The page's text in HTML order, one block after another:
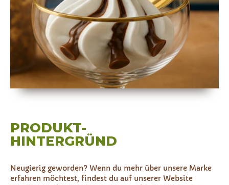
PRODUKT-
HINTERGRÜND
Neugierig geworden? Wenn du mehr über unsere Marke
erfahren möchtest, findest du auf unserer Website